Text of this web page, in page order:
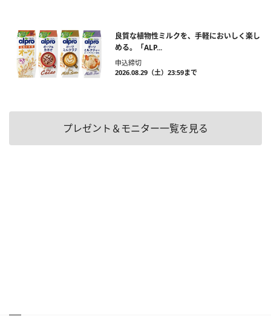
良質な植物性ミルクを、手軽においしく楽し
める。「ALP...
申込締切
2026.08.29（土）23:59まで
プレゼント＆モニター一覧を見る